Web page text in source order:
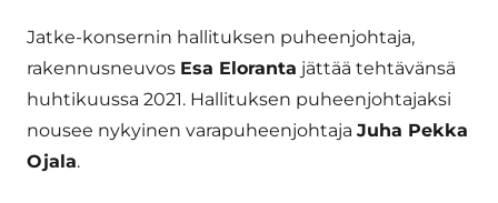
Jatke-konsernin hallituksen puheenjohtaja,
rakennusneuvos Esa Eloranta jättää tehtävänsä
huhtikuussa 2021. Hallituksen puheenjohtajaksi
nousee nykyinen varapuheenjohtaja Juha Pekka
Ojala.